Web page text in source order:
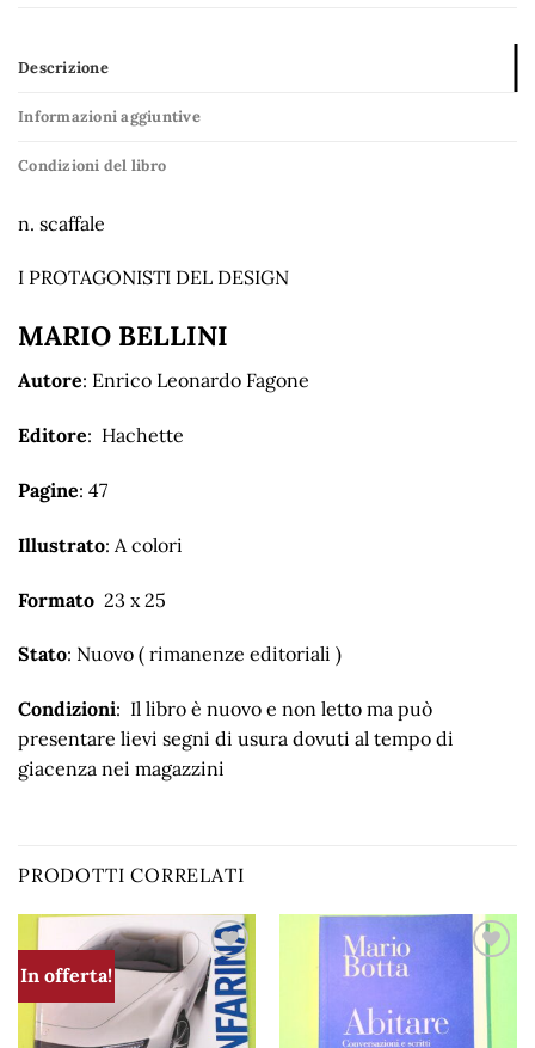
Descrizione
Informazioni aggiuntive
Condizioni del libro
n. scaffale
I PROTAGONISTI DEL DESIGN
MARIO BELLINI
Autore: Enrico Leonardo Fagone
Editore: Hachette
Pagine: 47
Illustrato: A colori
Formato 23 x 25
Stato: Nuovo ( rimanenze editoriali )
Condizioni: Il libro è nuovo e non letto ma può
presentare lievi segni di usura dovuti al tempo di
giacenza nei magazzini
PRODOTTI CORRELATI
In offerta!
Aggiungi
alla lista
dei
desideri
dei
desideri